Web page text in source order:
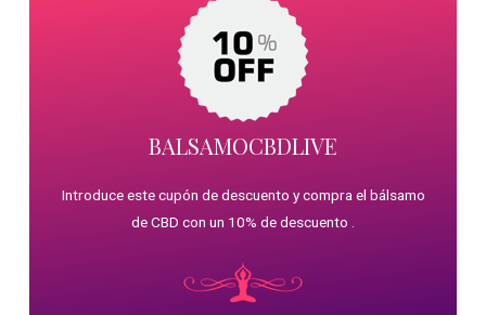
BALSAMOCBDLIVE
Introduce este cupón de descuento y compra el bálsamo
de CBD con un 10% de descuento .